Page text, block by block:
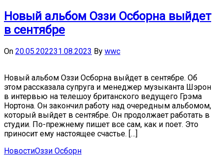
Новый альбом Оззи Осборна выйдет
в сентябре
On 20.05.202231.08.2023 By wwc
Новый альбом Оззи Осборна выйдет в сентябре. Об
этом рассказала супруга и менеджер музыканта Шэрон
в интервью на телешоу британского ведущего Грэма
Нортона. Он закончил работу над очередным альбомом,
который выйдет в сентябре. Он продолжает работать в
студии. По-прежнему пишет все сам, как и поет. Это
приносит ему настоящее счастье. […]
НовостиОззи Осборн